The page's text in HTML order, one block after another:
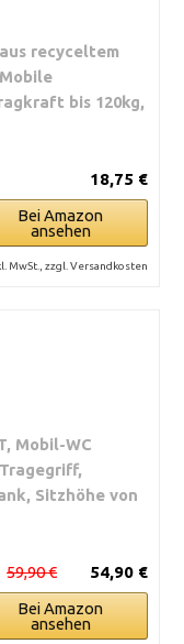
recyceltem
bis 120kg,
18,75 €
Bei Amazon
ansehen
MwSt., zzgl. Versandkosten
Mobil-WC
Sitzhöhe von
54,90 €
59,90 €
Bei Amazon
ansehen